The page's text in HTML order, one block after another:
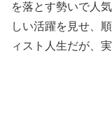
を落とす勢いで人
しい活躍を見せ、
ィスト人生だが、